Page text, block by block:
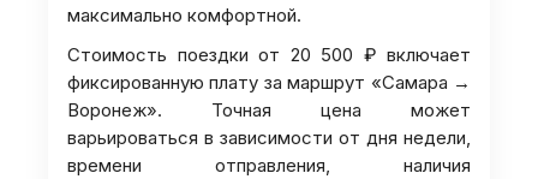
максимально комфортной.
Стоимость поездки от 20 500 ₽ включает
фиксированную плату за маршрут «Самара →
Воронеж». Точная цена может
варьироваться в зависимости от дня недели,
времени отправления, наличия